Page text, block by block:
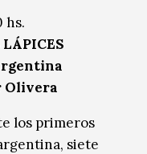
hs.
Olivera
los primeros
siete